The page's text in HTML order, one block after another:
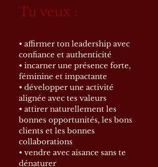
Tu veux :
• affirmer ton leadership avec
confiance et authenticité
• incarner une présence forte,
féminine et impactante
• développer une activité
alignée avec tes valeurs
• attirer naturellement les
bonnes opportunités, les bons
clients et les bonnes
collaborations
• vendre avec aisance sans te
dénaturer